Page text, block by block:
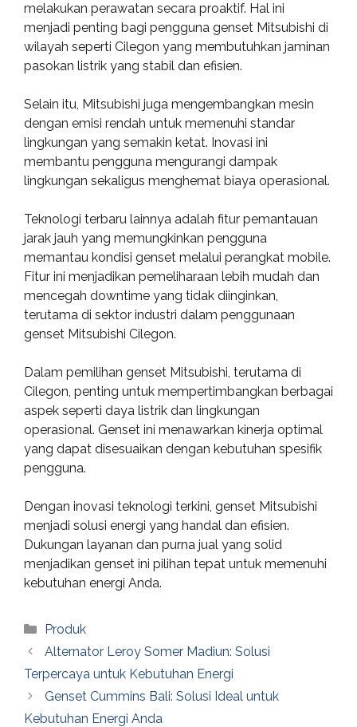
melakukan perawatan secara proaktif. Hal ini
menjadi penting bagi pengguna genset Mitsubishi di
wilayah seperti Cilegon yang membutuhkan jaminan
pasokan listrik yang stabil dan efisien.
Selain itu, Mitsubishi juga mengembangkan mesin
dengan emisi rendah untuk memenuhi standar
lingkungan yang semakin ketat. Inovasi ini
membantu pengguna mengurangi dampak
lingkungan sekaligus menghemat biaya operasional.
Teknologi terbaru lainnya adalah fitur pemantauan
jarak jauh yang memungkinkan pengguna
memantau kondisi genset melalui perangkat mobile.
Fitur ini menjadikan pemeliharaan lebih mudah dan
mencegah downtime yang tidak diinginkan,
terutama di sektor industri dalam penggunaan
genset Mitsubishi Cilegon.
Dalam pemilihan genset Mitsubishi, terutama di
Cilegon, penting untuk mempertimbangkan berbagai
aspek seperti daya listrik dan lingkungan
operasional. Genset ini menawarkan kinerja optimal
yang dapat disesuaikan dengan kebutuhan spesifik
pengguna.
Dengan inovasi teknologi terkini, genset Mitsubishi
menjadi solusi energi yang handal dan efisien.
Dukungan layanan dan purna jual yang solid
menjadikan genset ini pilihan tepat untuk memenuhi
kebutuhan energi Anda.
Categories
Produk
Alternator Leroy Somer Madiun: Solusi
Terpercaya untuk Kebutuhan Energi
Genset Cummins Bali: Solusi Ideal untuk
Kebutuhan Energi Anda